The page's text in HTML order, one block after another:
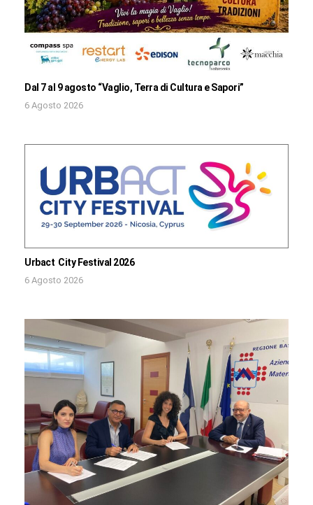
Dal 7 al 9 agosto “Vaglio, Terra di Cultura e Sapori”
6 Agosto 2026
Urbact City Festival 2026
6 Agosto 2026